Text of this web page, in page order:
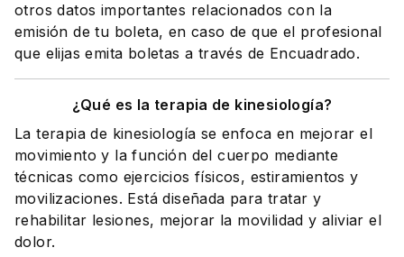
otros datos importantes relacionados con la
emisión de tu boleta, en caso de que el profesional
que elijas emita boletas a través de Encuadrado.
¿Qué es la terapia de kinesiología?
La terapia de kinesiología se enfoca en mejorar el
movimiento y la función del cuerpo mediante
técnicas como ejercicios físicos, estiramientos y
movilizaciones. Está diseñada para tratar y
rehabilitar lesiones, mejorar la movilidad y aliviar el
dolor.